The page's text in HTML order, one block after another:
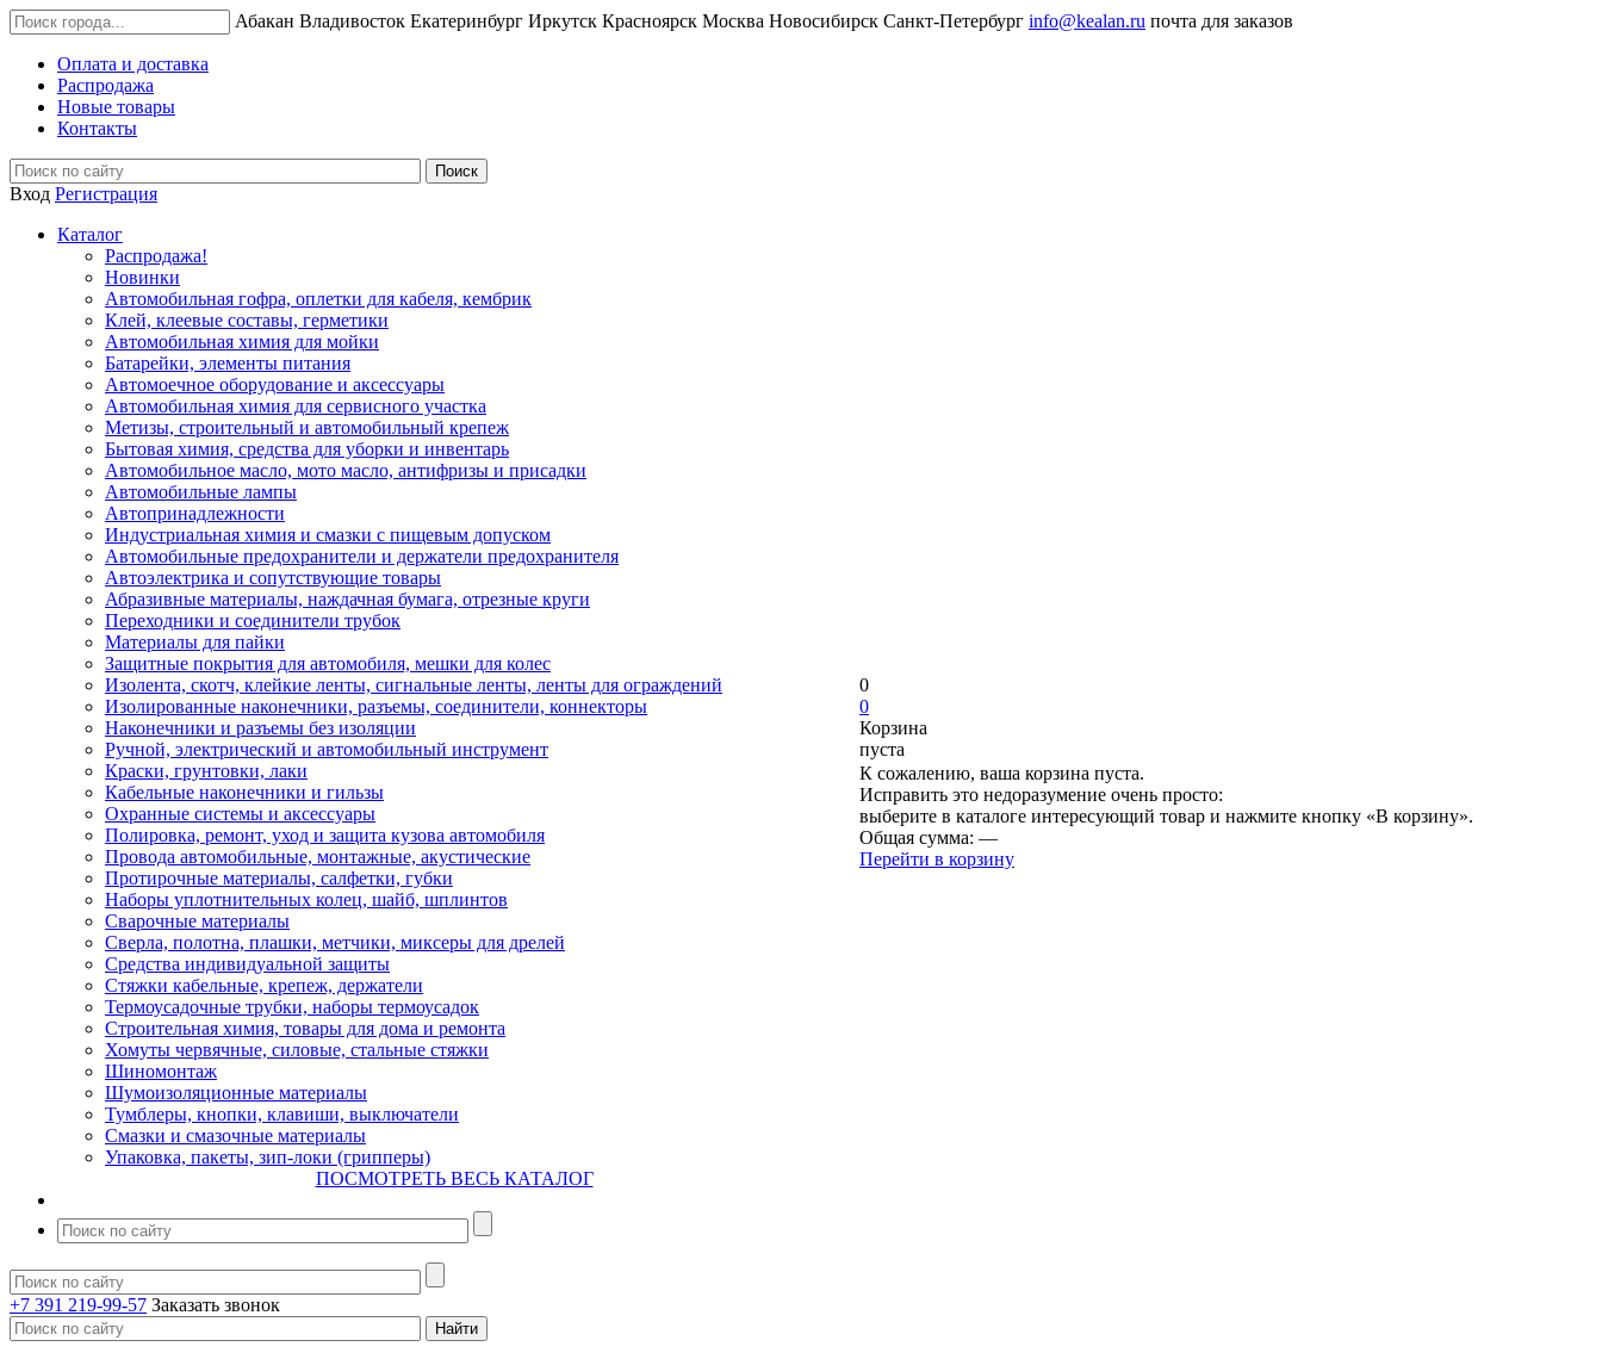
Абакан Владивосток Екатеринбург Иркутск Красноярск Москва Новосибирск Санкт-Петербург info@kealan.ru почта для заказов
Оплата и доставка
Распродажа
Новые товары
Контакты
Вход Регистрация
Каталог
Распродажа!
Новинки
Автомобильная гофра, оплетки для кабеля, кембрик
Клей, клеевые составы, герметики
Автомобильная химия для мойки
Батарейки, элементы питания
Автомоечное оборудование и аксессуары
Автомобильная химия для сервисного участка
Метизы, строительный и автомобильный крепеж
Бытовая химия, средства для уборки и инвентарь
Автомобильное масло, мото масло, антифризы и присадки
Автомобильные лампы
Автопринадлежности
Индустриальная химия и смазки с пищевым допуском
Автомобильные предохранители и держатели предохранителя
Автоэлектрика и сопутствующие товары
Абразивные материалы, наждачная бумага, отрезные круги
Переходники и соединители трубок
Материалы для пайки
Защитные покрытия для автомобиля, мешки для колес
Изолента, скотч, клейкие ленты, сигнальные ленты, ленты для ограждений
Изолированные наконечники, разъемы, соединители, коннекторы
Наконечники и разъемы без изоляции
Ручной, электрический и автомобильный инструмент
Краски, грунтовки, лаки
Кабельные наконечники и гильзы
Охранные системы и аксессуары
Полировка, ремонт, уход и защита кузова автомобиля
Провода автомобильные, монтажные, акустические
Протирочные материалы, салфетки, губки
Наборы уплотнительных колец, шайб, шплинтов
Сварочные материалы
Сверла, полотна, плашки, метчики, миксеры для дрелей
Средства индивидуальной защиты
Стяжки кабельные, крепеж, держатели
Термоусадочные трубки, наборы термоусадок
Строительная химия, товары для дома и ремонта
Хомуты червячные, силовые, стальные стяжки
Шиномонтаж
Шумоизоляционные материалы
Тумблеры, кнопки, клавиши, выключатели
Смазки и смазочные материалы
Упаковка, пакеты, зип-локи (грипперы)
ПОСМОТРЕТЬ ВЕСЬ КАТАЛОГ
+7 391 219-99-57 Заказать звонок
0
0
Корзина
пуста
К сожалению, ваша корзина пуста.
Исправить это недоразумение очень просто:
выберите в каталоге интересующий товар и нажмите кнопку «В корзину».
Общая сумма: —
Перейти в корзину